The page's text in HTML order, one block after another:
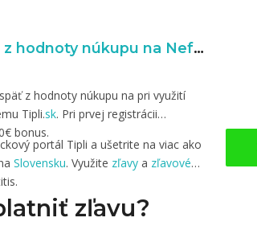
7% naspäť z hodnoty núkupu na Nefertitis.sk
z hodnoty núkupu na pri využití
Tipli.sk. Pri prvej registrácii
bonus.
portál Tipli a ušetrite na viac ako
Slovensku. Využite zľavy a zľavové
zľavu?